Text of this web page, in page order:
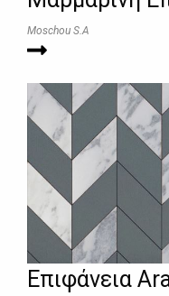
Moschou S.A
Επιφάνεια